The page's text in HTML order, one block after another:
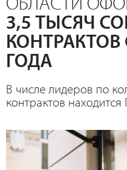
3,5 ТЫСЯЧ
ГОДА
В числе лидеров по
контрактов